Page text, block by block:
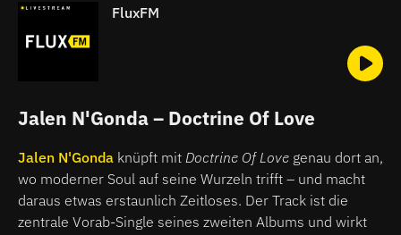
FluxFM
Jalen N'Gonda – Doctrine Of Love
Jalen N'Gonda knüpft mit Doctrine Of Love genau dort an,
wo moderner Soul auf seine Wurzeln trifft – und macht
daraus etwas erstaunlich Zeitloses. Der Track ist die
zentrale Vorab-Single seines zweiten Albums und wirkt